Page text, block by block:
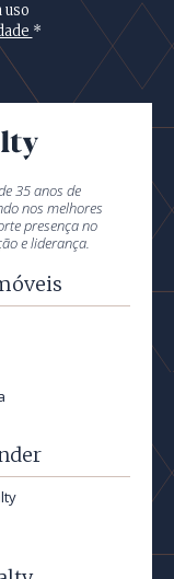
uso
*
35 anos de
nos melhores
presença no
e liderança.